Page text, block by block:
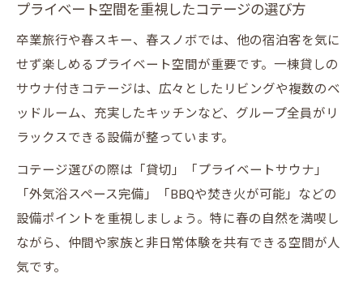
プライベート空間を重視したコテージの選び方
卒業旅行や春スキー、春スノボでは、他の宿泊客を気に
せず楽しめるプライベート空間が重要です。一棟貸しの
サウナ付きコテージは、広々としたリビングや複数のベ
ッドルーム、充実したキッチンなど、グループ全員がリ
ラックスできる設備が整っています。
コテージ選びの際は「貸切」「プライベートサウナ」
「外気浴スペース完備」「BBQや焚き火が可能」などの
設備ポイントを重視しましょう。特に春の自然を満喫し
ながら、仲間や家族と非日常体験を共有できる空間が人
気です。